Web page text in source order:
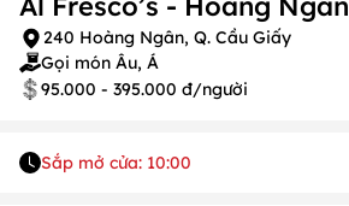
240 Hoàng Ngân, Q. Cầu Giấy
Gọi món Âu, Á
95.000 - 395.000 đ/người
Sắp mở cửa: 10:00